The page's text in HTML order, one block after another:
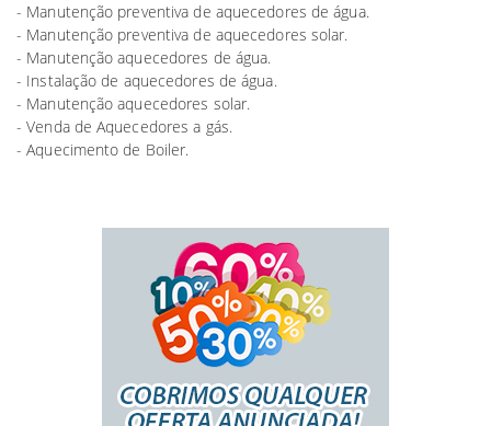
- Manutenção preventiva de aquecedores de água.
- Manutenção preventiva de aquecedores solar.
- Manutenção aquecedores de água.
- Instalação de aquecedores de água.
- Manutenção aquecedores solar.
- Venda de Aquecedores a gás.
- Aquecimento de Boiler.